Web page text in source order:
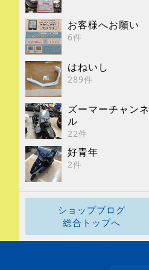
お客様へお願い
6件
はねいし
289件
ズーマーチャンネ
ル
22件
好青年
2件
ショップブログ
総合トップへ